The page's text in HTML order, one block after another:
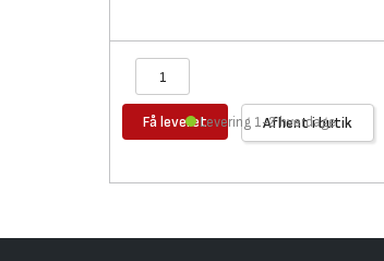
Få leveret Afhent i butik
Levering 1-2 hverdage